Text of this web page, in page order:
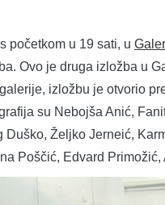
početkom u 19 sati, u
Ovo je druga izložba u
izložbu je otvorio
su Nebojša Anić,
Duško, Željko Jerneić,
Poščić, Edvard